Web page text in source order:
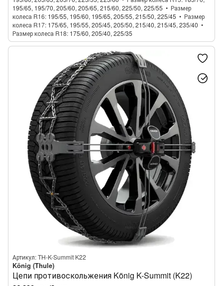
195/65, 195/70, 205/60, 205/65, 215/60, 225/50, 225/55
Размер
колеса R16 195/55, 195/60, 195/65, 205/55, 215/50, 225/45
Размер
колеса R17 175/65, 195/55, 205/45, 205/50, 215/40, 215/45, 235/40
Размер колеса R18 175/60, 205/40, 225/35
Артикул: TH-K-Summit K22
König (Thule)
Цепи противоскольжения König K-Summit (K22)